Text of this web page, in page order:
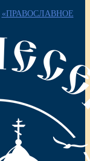
«ПРАВОСЛАВНОЕ